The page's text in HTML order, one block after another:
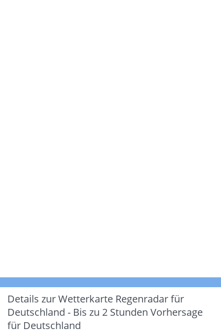
Details zur Wetterkarte Regenradar für
Deutschland - Bis zu 2 Stunden Vorhersage
für Deutschland